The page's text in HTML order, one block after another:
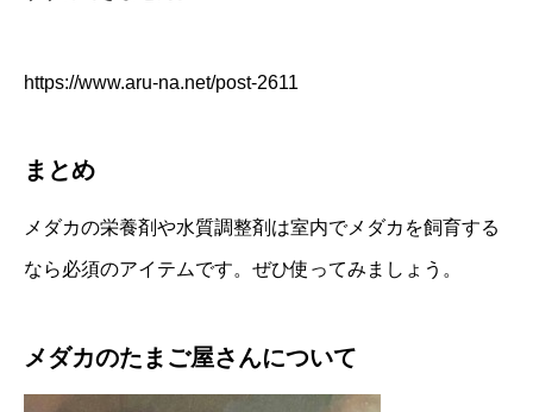
https://www.aru-na.net/post-2611
まとめ
メダカの栄養剤や水質調整剤は室内でメダカを飼育する
なら必須のアイテムです。ぜひ使ってみましょう。
メダカのたまご屋さんについて